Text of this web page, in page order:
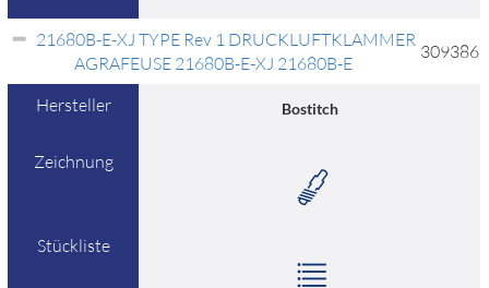
21680B-E-XJ TYPE Rev 1 DRUCKLUFTKLAMMER
AGRAFEUSE 21680B-E-XJ 21680B-E
309386
Hersteller Bostitch
Zeichnung
Stückliste